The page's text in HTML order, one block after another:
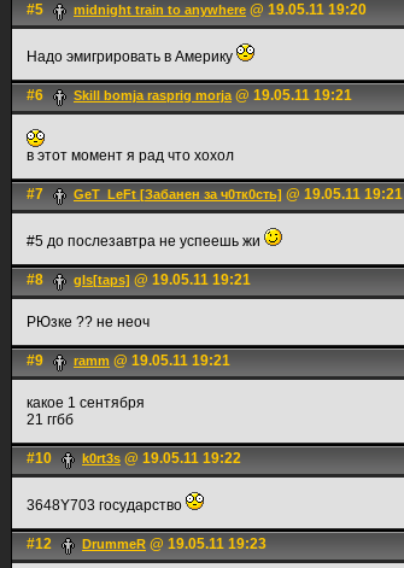
#5 midnight train to anywhere @ 19.05.11 19:20
Надо эмигрировать в Америку
#6 Skill bomja rasprig morja@ 19.05.11 19:21
в этот момент я рад что хохол
#7 GeT_LeFt [Забанен за ч0тк0сть] @ 19.05.11 19:21
#5 до послезавтра не успеешь жи
#8 gIs[taps] @ 19.05.11 19:21
РЮзке ?? не неоч
#9 rаmm @ 19.05.11 19:21
какое 1 сентября
21 ггбб
#10 k0rt3s @ 19.05.11 19:22
3648Y703 государство
#12 DrummeR @ 19.05.11 19:23